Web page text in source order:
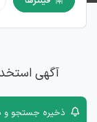
آگهی
ذخیره جستجو و